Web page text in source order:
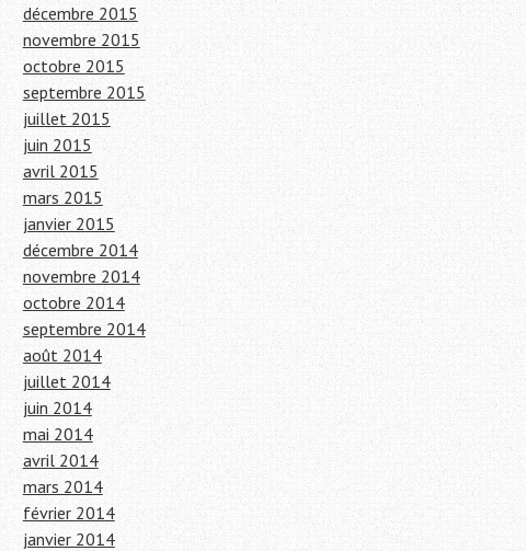
décembre 2015
novembre 2015
octobre 2015
septembre 2015
juillet 2015
juin 2015
avril 2015
mars 2015
janvier 2015
décembre 2014
novembre 2014
octobre 2014
septembre 2014
août 2014
juillet 2014
juin 2014
mai 2014
avril 2014
mars 2014
février 2014
janvier 2014